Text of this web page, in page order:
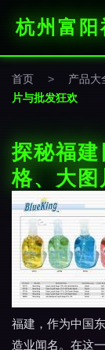
杭州富
首页 > 产品大
片与批发狂欢
探秘福
格、大
福建，作为中国
造业闻名。在这